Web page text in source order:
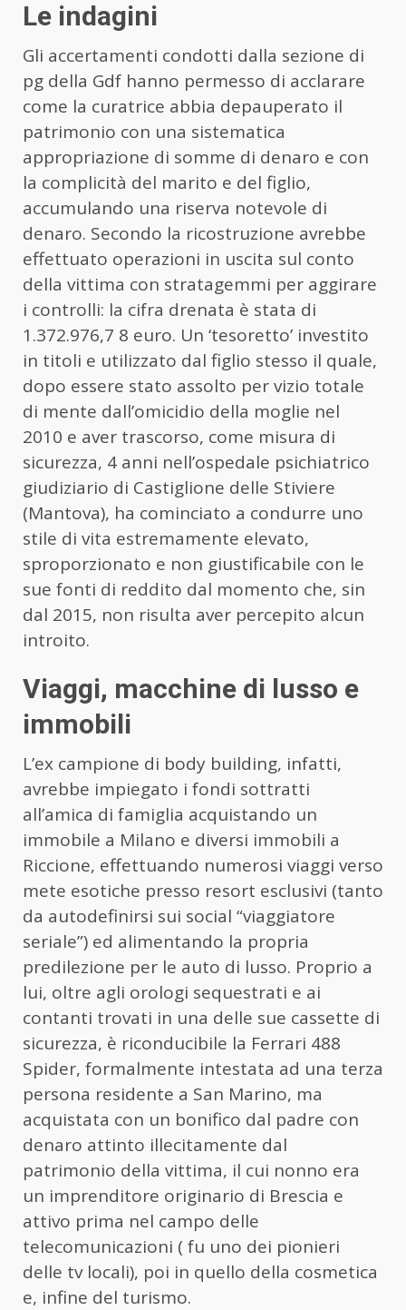
Le indagini
Gli accertamenti condotti dalla sezione di
pg della Gdf hanno permesso di acclarare
come la curatrice abbia depauperato il
patrimonio con una sistematica
appropriazione di somme di denaro e con
la complicità del marito e del figlio,
accumulando una riserva notevole di
denaro. Secondo la ricostruzione avrebbe
effettuato operazioni in uscita sul conto
della vittima con stratagemmi per aggirare
i controlli: la cifra drenata è stata di
1.372.976,7 8 euro. Un ‘tesoretto’ investito
in titoli e utilizzato dal figlio stesso il quale,
dopo essere stato assolto per vizio totale
di mente dall’omicidio della moglie nel
2010 e aver trascorso, come misura di
sicurezza, 4 anni nell’ospedale psichiatrico
giudiziario di Castiglione delle Stiviere
(Mantova), ha cominciato a condurre uno
stile di vita estremamente elevato,
sproporzionato e non giustificabile con le
sue fonti di reddito dal momento che, sin
dal 2015, non risulta aver percepito alcun
introito.
Viaggi, macchine di lusso e
immobili
L’ex campione di body building, infatti,
avrebbe impiegato i fondi sottratti
all’amica di famiglia acquistando un
immobile a Milano e diversi immobili a
Riccione, effettuando numerosi viaggi verso
mete esotiche presso resort esclusivi (tanto
da autodefinirsi sui social “viaggiatore
seriale”) ed alimentando la propria
predilezione per le auto di lusso. Proprio a
lui, oltre agli orologi sequestrati e ai
contanti trovati in una delle sue cassette di
sicurezza, è riconducibile la Ferrari 488
Spider, formalmente intestata ad una terza
persona residente a San Marino, ma
acquistata con un bonifico dal padre con
denaro attinto illecitamente dal
patrimonio della vittima, il cui nonno era
un imprenditore originario di Brescia e
attivo prima nel campo delle
telecomunicazioni ( fu uno dei pionieri
delle tv locali), poi in quello della cosmetica
e, infine del turismo.